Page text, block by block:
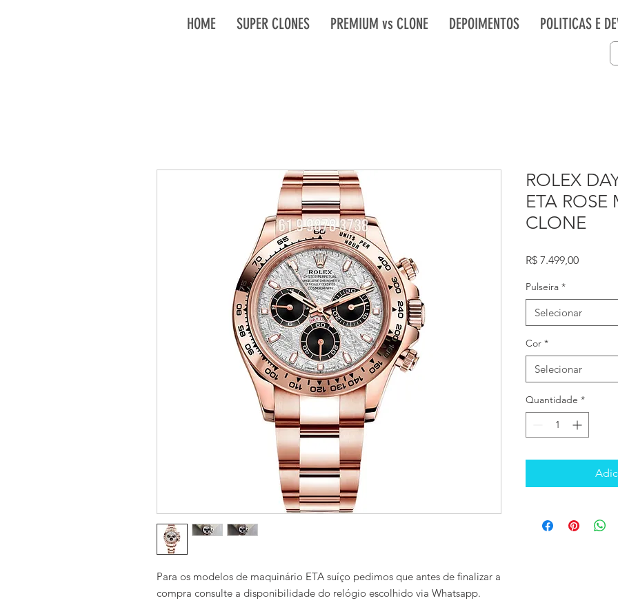
HOME SUPER CLONES PREMIUM vs CLONE DEPOIMENTOS POLITICAS E
Para os modelos de maquinário ETA suíço pedimos que antes de finalizar a
compra consulte a disponibilidade do relógio escolhido via Whatsapp.
ROLEX
ETA ROSE
CLONE
R$ 7.499,00Preço
Pulseira *
Selecionar
Cor *
Selecionar
Quantidade *